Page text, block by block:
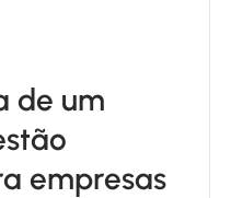
de um
empresas